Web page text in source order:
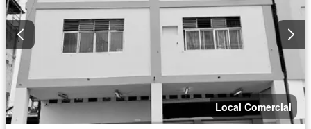
Local Comercial